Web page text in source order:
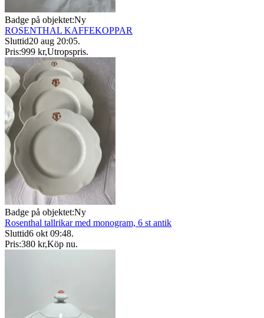
Badge på objektet:Ny
ROSENTHAL KAFFEKOPPAR
Sluttid20 aug 20:05.
Pris:999 kr,Utropspris.
Badge på objektet:Ny
Rosenthal tallrikar med monogram, 6 st antik
Sluttid6 okt 09:48.
Pris:380 kr,Köp nu.